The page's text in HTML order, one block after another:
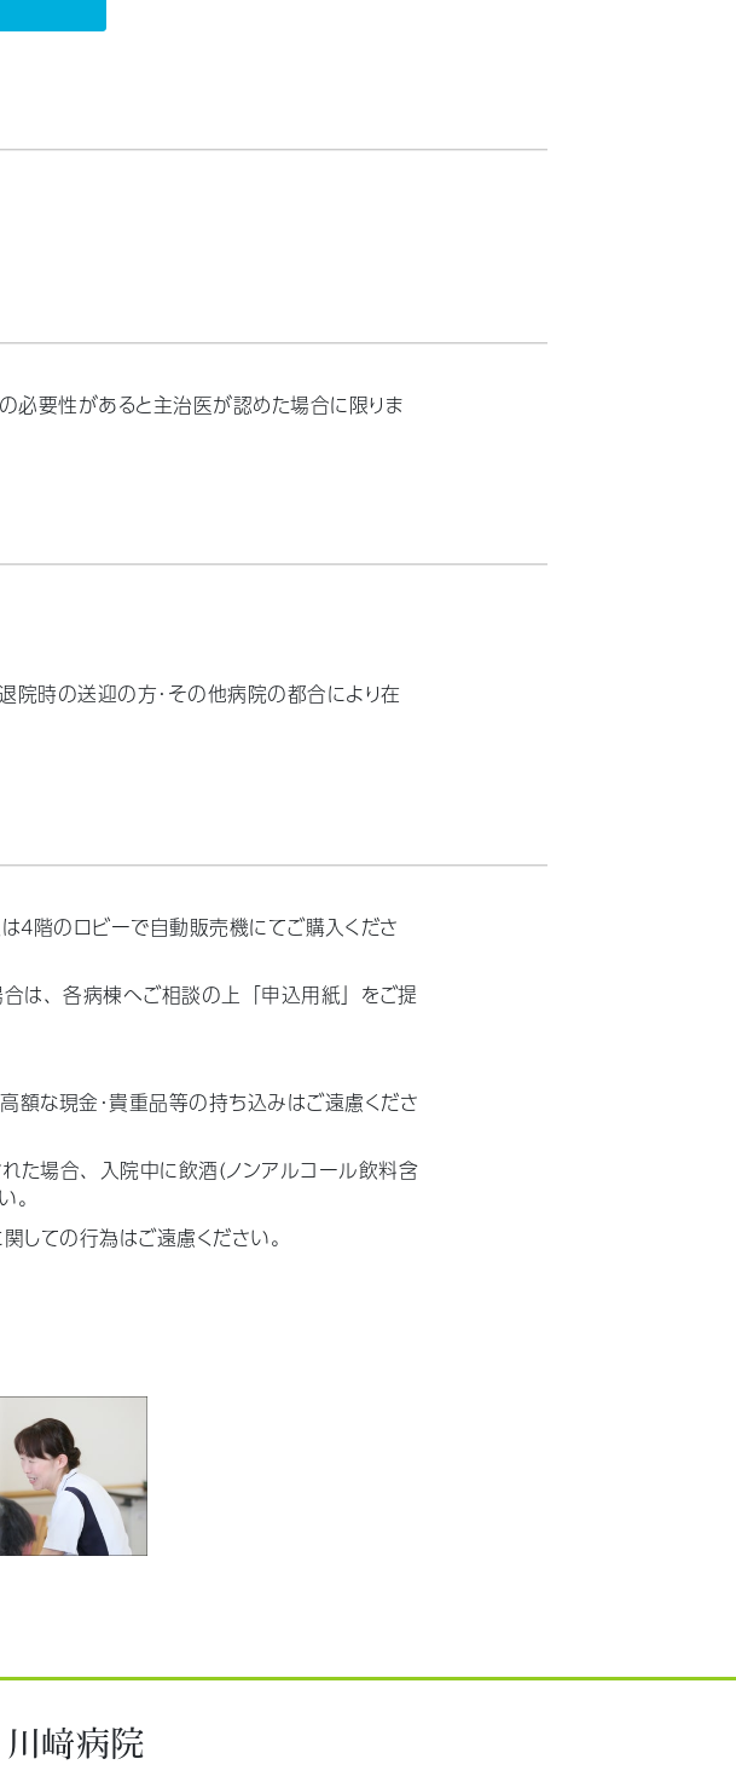
要性があると主治医が認めた場合に限りま
院時の送迎の方・その他病院の都合により在
は4階のロビーで自動販売機にてご購入くださ
合は、各病棟へご相談の上「申込用紙」をご提
額な現金・貴重品等の持ち込みはご遠慮くださ
た場合、入院中に飲酒（ノンアルコール飲料含
。
ての行為はご遠慮ください。
川﨑病院